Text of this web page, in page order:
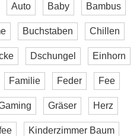
Auto Baby Bambus
Buchstaben Chillen
Dschungel Einhorn
Familie Feder Fee
Gräser Herz
Kinderzimmer Baum